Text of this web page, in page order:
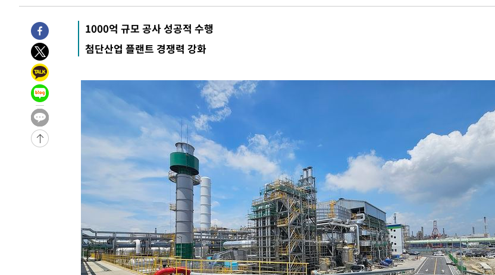
-23277초 전 >[속보]코스피, 301.88포인트(4.58%) 내린 6296.38 마감
-23142초 전 >
[속보]원·달러 환율, 0.7원 내린 1423.8원 마감
-20741초 전 >
"여기 떨어졌다"…다누리, 스페이스X 로켓 달 충돌 흔적 포착
-17786초 전 >
손흥민, 5경기 연속골 실패…LAFC는 승부차기 끝 과달라하라 격파
-10387초 전 >
-10024초 전 >
트럼프, 한국계 진보 주지사 후보 맹공…"공산주의가 최대 위협"
-10002초 전 >
"美간섭에 합의 지연"…트럼프, '이란 호르무즈 통제권' 수용할까
-6522초 전 >
[속보]산업장관 "李정부, 원전 반대 안해…안정 전력 위해 불가피"
-5219초 전 >
[속보]경찰, '홍명보 선임 논란' 대한축구협회·축구회관 등 압수수색
[속보]합참 "北 발사체는 단거리탄도미사일…감시·경계태세 강
日방위성, 北이 동해로 쏜 발사체는 탄도미사일 가능성
[속보] SKT, 에이닷 서비스 장애 발생…"원인 파악 중"
[속보]합참 "북, 동해상으로 미상 발사체 발사"
'낮 최고 39도' 불볕더위…한밤 열대야도 계속[내일날씨]
[속보]7~9일 프로야구 3연전도 폭염 취소…11일 재개
"韓 외환시장 개입 관측 배경엔 美의 대한국 무역적자 있어"
'월드컵 탈락 후폭풍' 축구협회…초유의 압수수색에 '충격·당황'
1000억 규모 공사 성공적 수행
첨단산업 플랜트 경쟁력 강화